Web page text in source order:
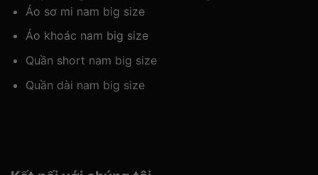
Áo sơ mi nam big size
Áo khoác nam big size
Quần short nam big size
Quần dài nam big size